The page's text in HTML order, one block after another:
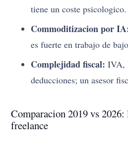
tiene un coste psicologico.
Commoditizacion por
es fuerte en trabajo de
Complejidad fiscal: IVA,
deducciones; un asesor
Comparacion 2019 vs
freelance